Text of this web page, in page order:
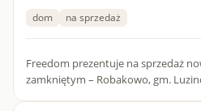
dom na sprzedaż
Freedom prezentuje na sprzedaż
zamkniętym – Robakowo, gm.